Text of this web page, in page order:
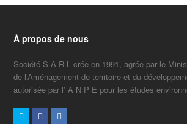
À propos de nous
Société S A R L crée en 1991, agrée par le
de l’Aménagement de territoire et du
autorisée par l’ A N P E pour les études
Twitter Facebook